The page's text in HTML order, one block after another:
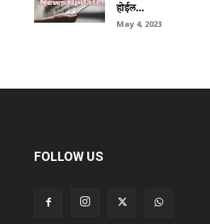
होईल...
May 4, 2023
FOLLOW US